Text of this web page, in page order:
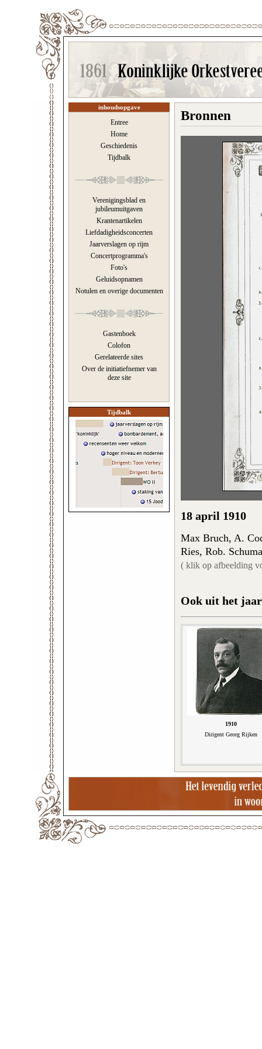
inhoudsopgave
Entree
Home
Geschiedenis
Tijdbalk
Verenigingsblad en
jubileumuitgaven
Krantenartikelen
Liefdadigheidsconcerten
Jaarverslagen op rijm
Concertprogramma's
Foto's
Geluidsopnamen
Notulen en overige documenten
Gastenboek
Colofon
Gerelateerde sites
Over de initiatiefnemer van
deze site
Tijdbalk
Bronnen
18 april 1910
Max Bruch, A.
Ries, Rob.
( klik op afbeelding
Ook uit het
1910
Dirigent Georg Rijken